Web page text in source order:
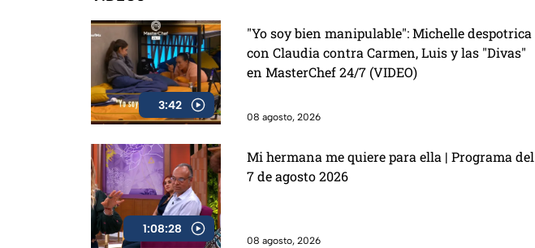
3:42
"Yo soy bien manipulable": Michelle despotrica
con Claudia contra Carmen, Luis y las "Divas"
en MasterChef 24/7 (VIDEO)
08 agosto, 2026
1:08:28
Mi hermana me quiere para ella | Programa del
7 de agosto 2026
08 agosto, 2026